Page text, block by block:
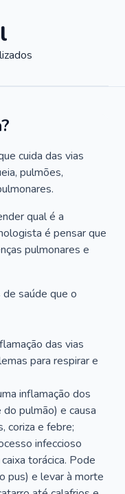
cuida das vias
pulmões,
qual é a
é pensar que
pulmonares e
saúde que o
das vias
para respirar e
inflamação dos
pulmão) e causa
coriza e febre;
infeccioso
torácica. Pode
pus) e levar à morte